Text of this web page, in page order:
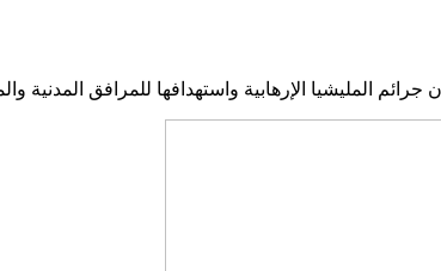
المليشيا الإرهابية واستهدافها للمرافق المدنية